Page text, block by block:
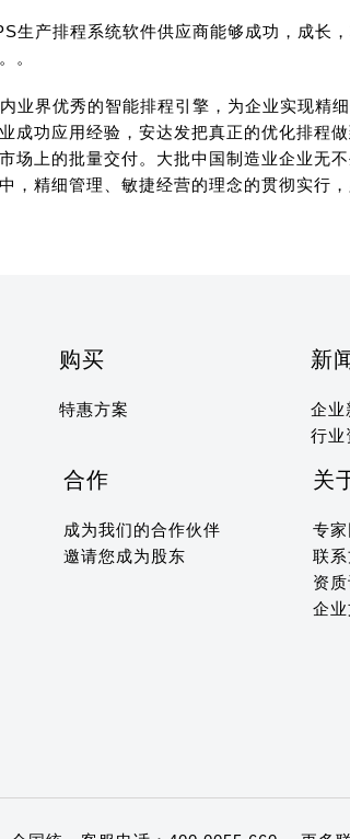
生产排程系统软件供应商能够成功，成长
。
业界优秀的智能排程引擎，为企业实现精
成功应用经验，安达发把真正的优化排程
场上的批量交付。大批中国制造业企业无
，精细管理、敏捷经营的理念的贯彻实行
购买
特惠方案
新
企业
行业
关
专家
联
资
企
合作
成为我们的合作伙伴
邀请您成为股东